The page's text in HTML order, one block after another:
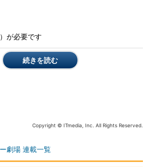
が必要です
続きを読む
Copyright © ITmedia, Inc. All Rights Reserved.
劇場 連載一覧